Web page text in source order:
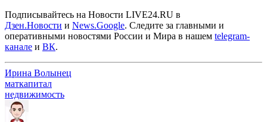
Подписывайтесь на Новости LIVE24.RU в
Дзен.Новости и News.Google. Следите за главными и
оперативными новостями России и Мира в нашем telegram-
канале и ВК.
Ирина Волынец
маткапитал
недвижимость